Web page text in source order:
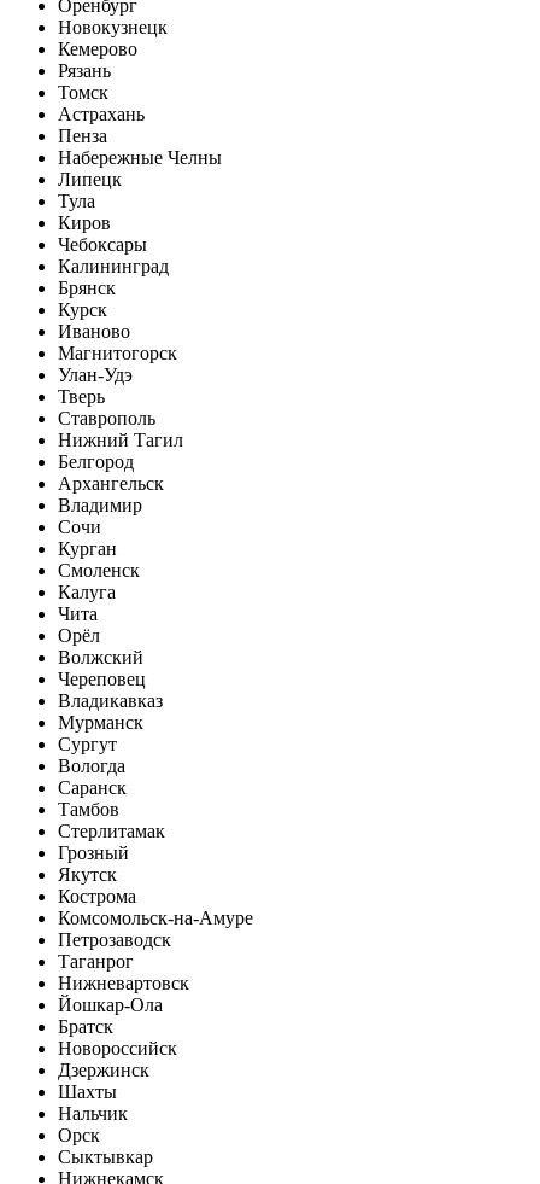
Оренбург
Новокузнецк
Кемерово
Рязань
Томск
Астрахань
Пенза
Набережные Челны
Липецк
Тула
Киров
Чебоксары
Калининград
Брянск
Курск
Иваново
Магнитогорск
Улан-Удэ
Тверь
Ставрополь
Нижний Тагил
Белгород
Архангельск
Владимир
Сочи
Курган
Смоленск
Калуга
Чита
Орёл
Волжский
Череповец
Владикавказ
Мурманск
Сургут
Вологда
Саранск
Тамбов
Стерлитамак
Грозный
Якутск
Кострома
Комсомольск-на-Амуре
Петрозаводск
Таганрог
Нижневартовск
Йошкар-Ола
Братск
Новороссийск
Дзержинск
Шахты
Нальчик
Орск
Сыктывкар
Нижнекамск